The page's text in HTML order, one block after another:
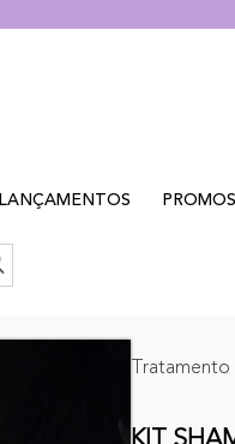
LANÇAMENTOS PROMOS